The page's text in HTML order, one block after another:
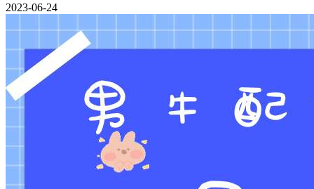
2023-06-24